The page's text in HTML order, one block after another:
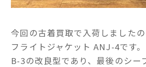
今回の古着買取で入荷しましたの
フライトジャケット ANJ-4です。
B-3の改良型であり、最後のシー